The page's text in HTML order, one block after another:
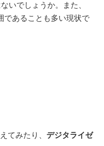
いでしょうか。また、
であることも多い現状で
てみたり、 デジタライゼ